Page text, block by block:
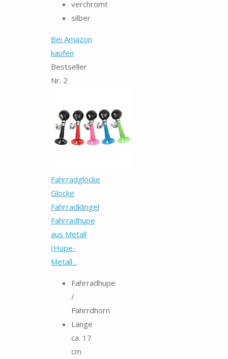
verchromt
silber
Bei Amazon
kaufen
Bestseller
Nr. 2
Fahrradglocke
Glocke
Fahrradklingel
Fahrradhupe
aus Metall
(Hupe-
Metall...
Fahrradhupe
/
Fahrrdhorn
Länge
ca. 17
cm